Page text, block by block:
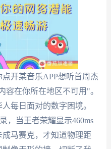
开某音乐APP想听首周杰
容在你所在地区不可用"。
每日面对的数字困境。
，当王者荣耀显示460ms
马赛克，才知道物理距